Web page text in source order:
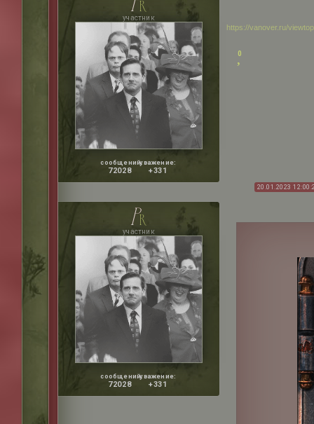
pr
участник
сообщений:
72028
уважение:
+331
https://vanover.ru/
0
20.01.2023
pr
участник
сообщений:
72028
уважение:
+331